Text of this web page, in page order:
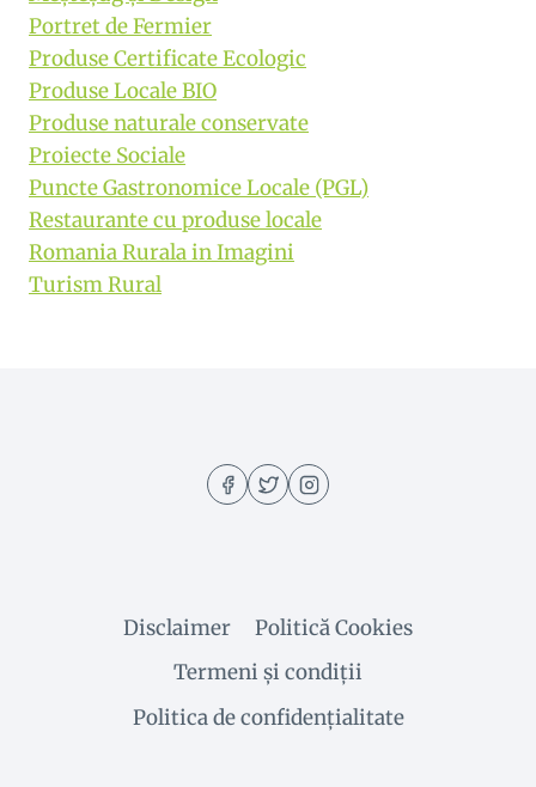
Portret de Fermier
Produse Certificate Ecologic
Produse Locale BIO
Produse naturale conservate
Proiecte Sociale
Puncte Gastronomice Locale (PGL)
Restaurante cu produse locale
Romania Rurala in Imagini
Turism Rural
Disclaimer
Politică Cookies
Termeni și condiții
Politica de confidențialitate